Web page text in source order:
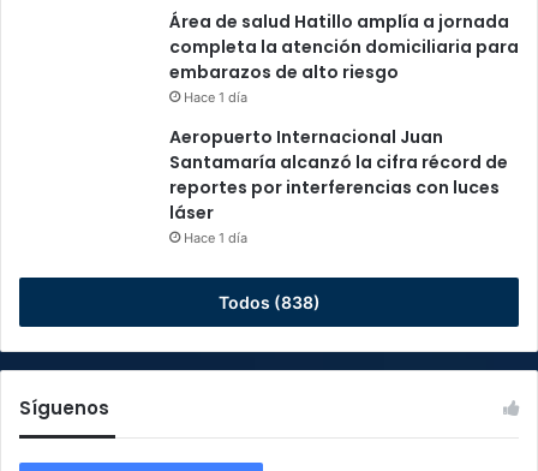
Área de salud Hatillo amplía a jornada
completa la atención domiciliaria para
embarazos de alto riesgo
Hace 1 día
Aeropuerto Internacional Juan
Santamaría alcanzó la cifra récord de
reportes por interferencias con luces
láser
Hace 1 día
Todos (838)
Síguenos